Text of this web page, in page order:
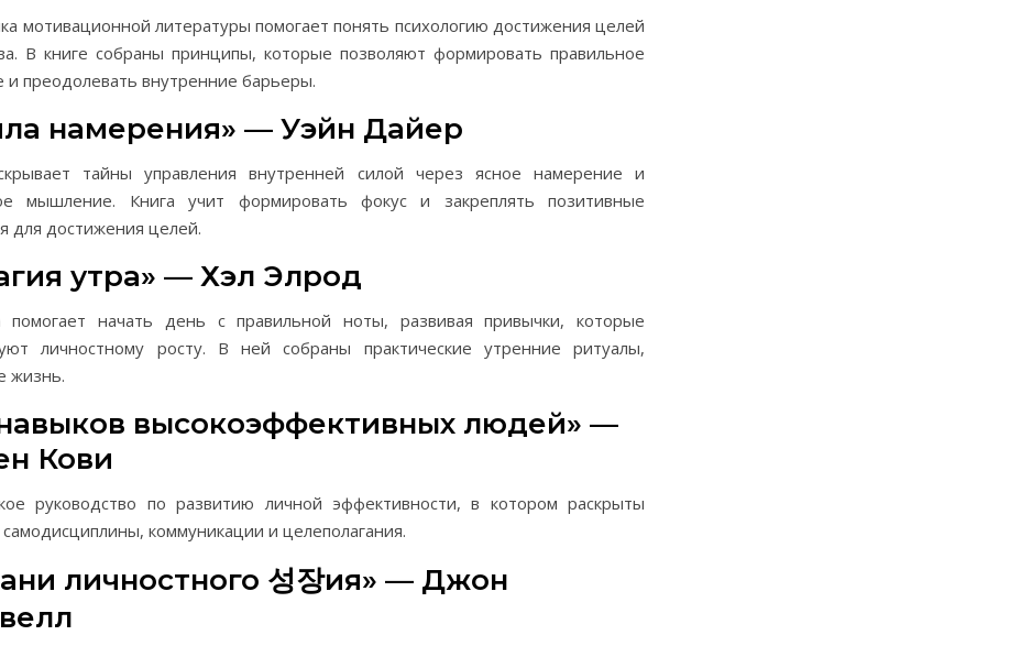
мотивационной литературы помогает понять психологию достижения целей
В книге собраны принципы, которые позволяют формировать правильное
преодолевать внутренние барьеры.
намерения» — Уэйн Дайер
тайны управления внутренней силой через ясное намерение и
мышление. Книга учит формировать фокус и закреплять позитивные
для достижения целей.
утра» — Хэл Элрод
помогает начать день с правильной ноты, развивая привычки, которые
личностному росту. В ней собраны практические утренние ритуалы,
жизнь.
высокоэффективных людей» —
Кови
руководство по развитию личной эффективности, в котором раскрыты
коммуникации и целеполагания.
личностного 성장ия» — Джон